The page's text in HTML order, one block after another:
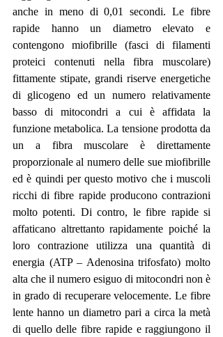
anche in meno di 0,01 secondi. Le fibre
rapide hanno un diametro elevato e
contengono miofibrille (fasci di filamenti
proteici contenuti nella fibra muscolare)
fittamente stipate, grandi riserve energetiche
di glicogeno ed un numero relativamente
basso di mitocondri a cui è affidata la
funzione metabolica. La tensione prodotta da
un a fibra muscolare è direttamente
proporzionale al numero delle sue miofibrille
ed è quindi per questo motivo che i muscoli
ricchi di fibre rapide producono contrazioni
molto potenti. Di contro, le fibre rapide si
affaticano altrettanto rapidamente poiché la
loro contrazione utilizza una quantità di
energia (ATP – Adenosina trifosfato) molto
alta che il numero esiguo di mitocondri non è
in grado di recuperare velocemente. Le fibre
lente hanno un diametro pari a circa la metà
di quello delle fibre rapide e raggiungono il